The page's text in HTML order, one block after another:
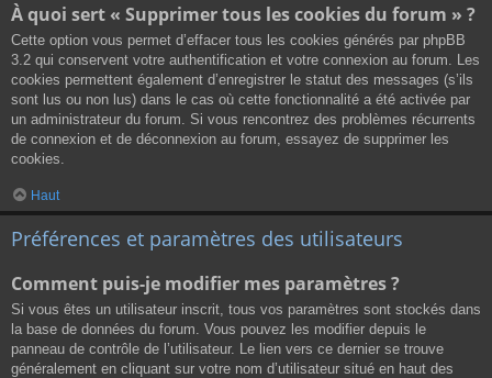
À quoi sert « Supprimer tous les cookies du forum » ?
Cette option vous permet d’effacer tous les cookies générés par phpBB
3.2 qui conservent votre authentification et votre connexion au forum. Les
cookies permettent également d’enregistrer le statut des messages (s’ils
sont lus ou non lus) dans le cas où cette fonctionnalité a été activée par
un administrateur du forum. Si vous rencontrez des problèmes récurrents
de connexion et de déconnexion au forum, essayez de supprimer les
cookies.
Haut
Préférences et paramètres des utilisateurs
Comment puis-je modifier mes paramètres ?
Si vous êtes un utilisateur inscrit, tous vos paramètres sont stockés dans
la base de données du forum. Vous pouvez les modifier depuis le
panneau de contrôle de l’utilisateur. Le lien vers ce dernier se trouve
généralement en cliquant sur votre nom d’utilisateur situé en haut des